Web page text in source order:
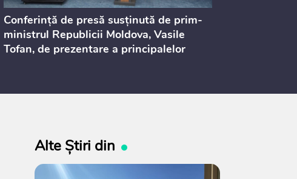
Conferință de presă susținută de prim-
ministrul Republicii Moldova, Vasile
Tofan, de prezentare a principalelor
consultărilor publice
Alte Știri din